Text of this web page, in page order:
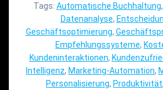
Tags: Automatische Buchhaltung,
Datenanalyse,
Geschäftsoptimierung,
Empfehlungssysteme,
Kundeninteraktionen,
Intelligenz, Marketing-Automation,
Personalisierung, Produktivität,